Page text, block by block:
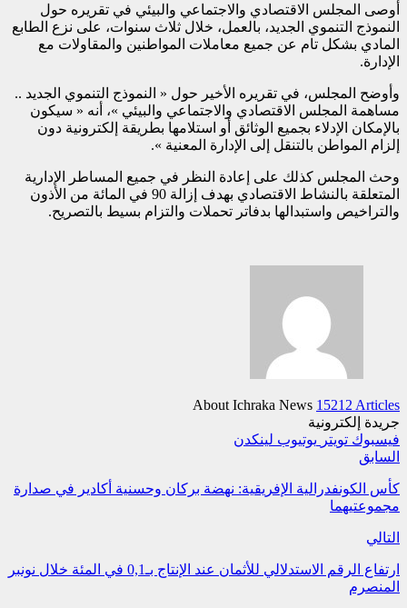
أوصى المجلس الاقتصادي والاجتماعي والبيئي في تقريره حول
النموذج التنموي الجديد، بالعمل، خلال ثلاث سنوات، على نزع الطابع
المادي بشكل تام عن جميع معاملات المواطنين والمقاولات مع
الإدارة.
وأوضح المجلس، في تقريره الأخير حول « النموذج التنموي الجديد ..
مساهمة المجلس الاقتصادي والاجتماعي والبيئي »، أنه « سيكون
بالإمكان الإدلاء بجميع الوثائق أو استلامها بطريقة إلكترونية دون
إلزام المواطن بالتنقل إلى الإدارة المعنية ».
وحث المجلس كذلك على إعادة النظر في جميع المساطر الإدارية
المتعلقة بالنشاط الاقتصادي بهدف إزالة 90 في المائة من الأذون
والتراخيص واستبدالها بدفاتر تحملات والتزام بسيط بالتصريح.
About Ichraka News 15212 Articles
جريدة إلكترونية
فيسبوك تويتر يوتيوب لينكدن
السابق
كأس الكونفدرالية الإفريقية: نهضة بركان وحسنية أكادير في صدارة
مجموعتيهما
التالي
ارتفاع الرقم الاستدلالي للأثمان عند الإنتاج بـ0,1 في المئة خلال نونبر
المنصرم